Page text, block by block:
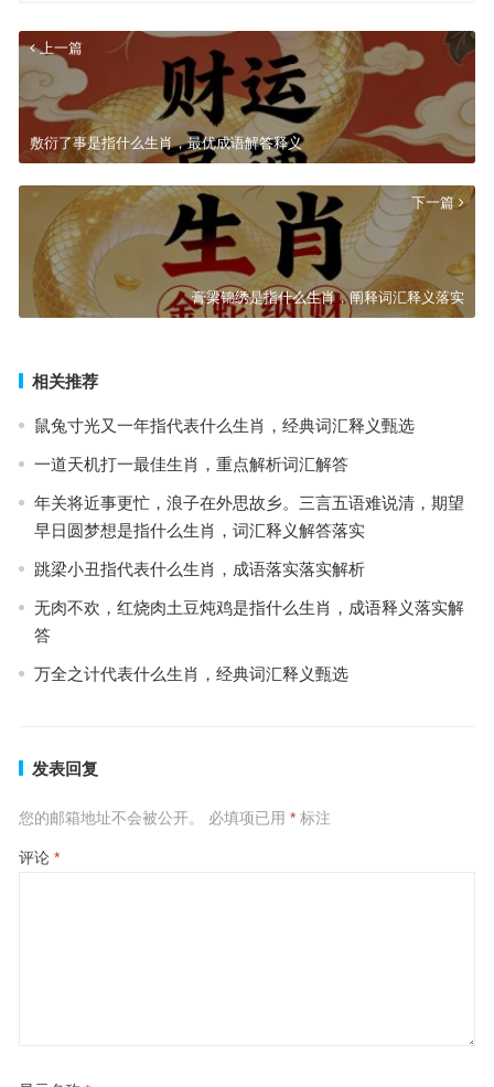
上一篇
敷衍了事是指什么生肖，最优成语解答释义
下一篇
膏梁锦绣是指什么生肖，阐释词汇释义落实
相关推荐
鼠兔寸光又一年指代表什么生肖，经典词汇释义甄选
一道天机打一最佳生肖，重点解析词汇解答
年关将近事更忙，浪子在外思故乡。三言五语难说清，期望
早日圆梦想是指什么生肖，词汇释义解答落实
跳梁小丑指代表什么生肖，成语落实落实解析
无肉不欢，红烧肉土豆炖鸡是指什么生肖，成语释义落实解
答
万全之计代表什么生肖，经典词汇释义甄选
发表回复
您的邮箱地址不会被公开。 必填项已用 *标注
评论 *